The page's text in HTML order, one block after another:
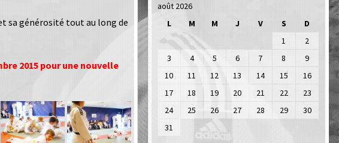
sa générosité tout au long de
2015 pour une nouvelle
août 2026
L
M M J V S
D
1
2
3
4 5 6 7 8
9
10
11 12 13 14 15
16
17
18 19 20 21 22
23
24
25 26 27 28 29
30
31